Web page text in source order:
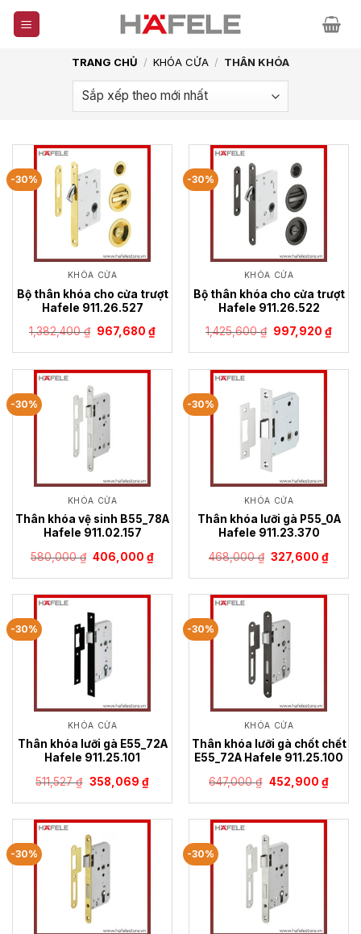
Skip
TRANG CHỦ / KHÓA CỬA / THÂN KHÓA
-30%
KHÓA CỬA
Bộ thân khóa cho cửa trượt
Hafele 911.26.527
1,382,400₫ Giá
là:
967,680₫Giá
tại
967,680 ₫.
-30%
KHÓA CỬA
Bộ thân khóa cho cửa trượt
Hafele 911.26.522
1,425,600₫ Giá
là:
997,920₫Giá
tại
-30%
KHÓA CỬA
Thân khóa vệ sinh B55_78A
Hafele 911.02.157
580,000₫ Giá
là:
406,000₫Giá
tại
406,000 ₫.
-30%
KHÓA CỬA
Thân khóa lưỡi gà P55_0A
Hafele 911.23.370
468,000₫ Giá
là:
327,600₫Giá
tại
-30%
KHÓA CỬA
Thân khóa lưỡi gà E55_72A
Hafele 911.25.101
511,527₫ Giá
là:
358,069 ₫Giá
hiện
tại
358,069 ₫.
-30%
KHÓA CỬA
Thân khóa lưỡi gà chốt chết
E55_72A Hafele 911.25.100
647,000₫ Giá
là:
452,900 ₫Giá
hiện
tại
-30% -30%